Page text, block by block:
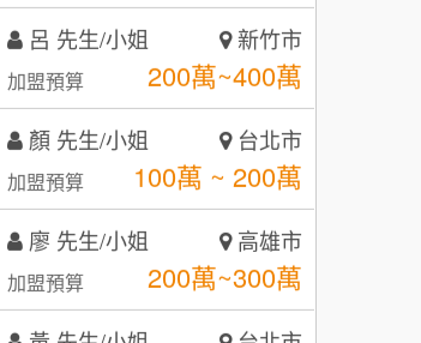
鼎威維修
7 88thai發發泰-泰式飯行家
8 呷尚寶
9 SHARE TEA歇腳亭
10 TEA TOP台灣第一味
呂 先生/小姐 新竹市
加盟預算 200萬~400萬
顏 先生/小姐 台北市
加盟預算 100萬 ~ 200萬
廖 先生/小姐 高雄市
加盟預算 200萬~300萬
黃 先生/小姐 台北市
【曉妍美妝】誠徵行政櫃檯
自助洗衣店誠徵代洗收送人員
(台中市)
MUSHEN徵SPA美容芳療師
日十。早午食加盟說明會
拾鑶火鍋加盟說明會